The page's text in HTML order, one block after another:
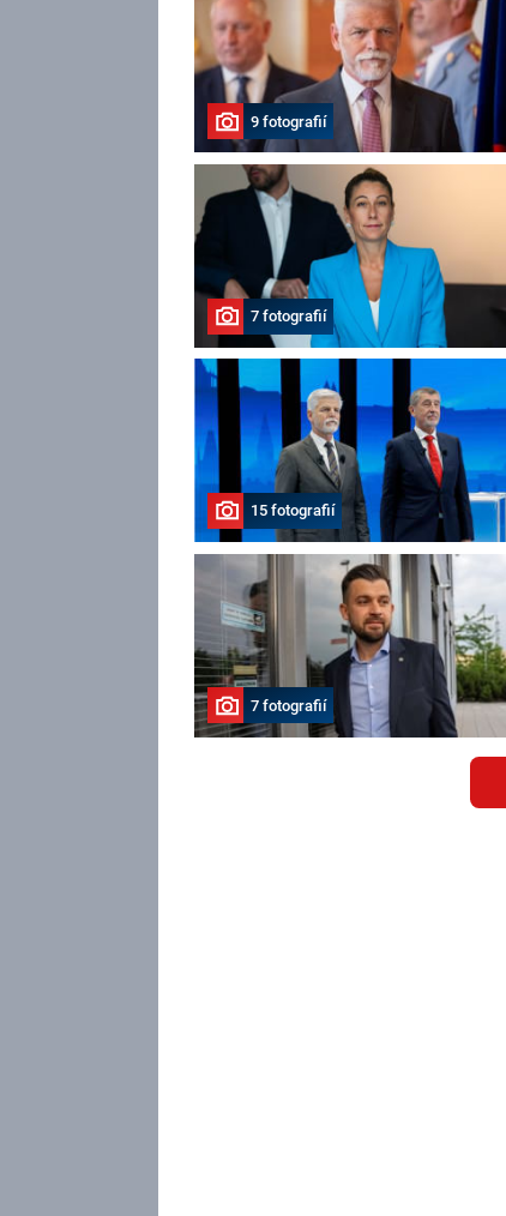
9 fotografií
7 fotografií
15 fotografií
7 fotografií